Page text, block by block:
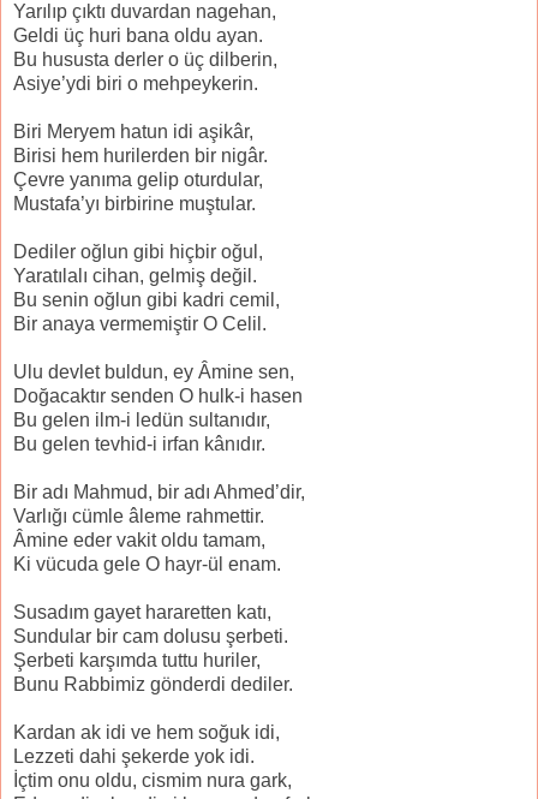
Yarılıp çıktı duvardan nagehan,
Geldi üç huri bana oldu ayan.
Bu hususta derler o üç dilberin,
Asiye’ydi biri o mehpeykerin.
Biri Meryem hatun idi aşikâr,
Birisi hem hurilerden bir nigâr.
Çevre yanıma gelip oturdular,
Mustafa’yı birbirine muştular.
Dediler oğlun gibi hiçbir oğul,
Yaratılalı cihan, gelmiş değil.
Bu senin oğlun gibi kadri cemil,
Bir anaya vermemiştir O Celil.
Ulu devlet buldun, ey Âmine sen,
Doğacaktır senden O hulk-i hasen
Bu gelen ilm-i ledün sultanıdır,
Bu gelen tevhid-i irfan kânıdır.
Bir adı Mahmud, bir adı Ahmed’dir,
Varlığı cümle âleme rahmettir.
Âmine eder vakit oldu tamam,
Ki vücuda gele O hayr-ül enam.
Susadım gayet hararetten katı,
Sundular bir cam dolusu şerbeti.
Şerbeti karşımda tuttu huriler,
Bunu Rabbimiz gönderdi dediler.
Kardan ak idi ve hem soğuk idi,
Lezzeti dahi şekerde yok idi.
İçtim onu oldu, cismim nura gark,